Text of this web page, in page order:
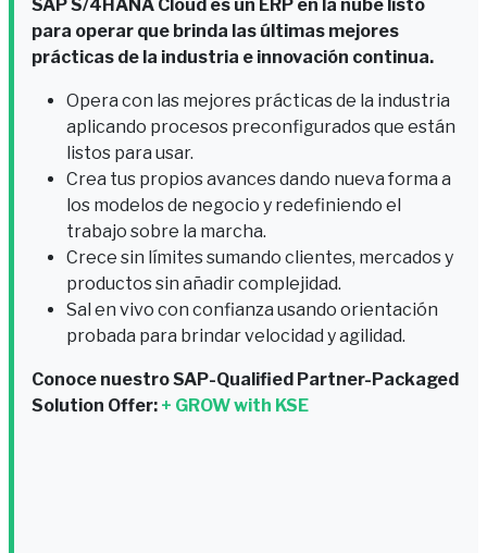
SAP S/4HANA Cloud es un ERP en la nube listo
para operar que brinda las últimas mejores
prácticas de la industria e innovación continua.
Opera con las mejores prácticas de la industria
aplicando procesos preconfigurados que están
listos para usar.
Crea tus propios avances dando nueva forma a
los modelos de negocio y redefiniendo el
trabajo sobre la marcha.
Crece sin límites sumando clientes, mercados y
productos sin añadir complejidad.
Sal en vivo con confianza usando orientación
probada para brindar velocidad y agilidad.
Conoce nuestro SAP-Qualified Partner-Packaged
Solution Offer: + GROW with KSE